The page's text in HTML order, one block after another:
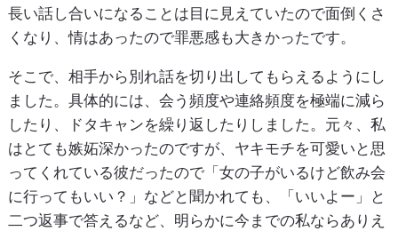
長い話し合いになることは目に見えていたので面倒くさ
くなり、情はあったので罪悪感も大きかったです。
そこで、相手から別れ話を切り出してもらえるようにし
ました。具体的には、会う頻度や連絡頻度を極端に減ら
したり、ドタキャンを繰り返したりしました。元々、私
はとても嫉妬深かったのですが、ヤキモチを可愛いと思
ってくれている彼だったので「女の子がいるけど飲み会
に行ってもいい？」などと聞かれても、「いいよー」と
二つ返事で答えるなど、明らかに今までの私ならありえ